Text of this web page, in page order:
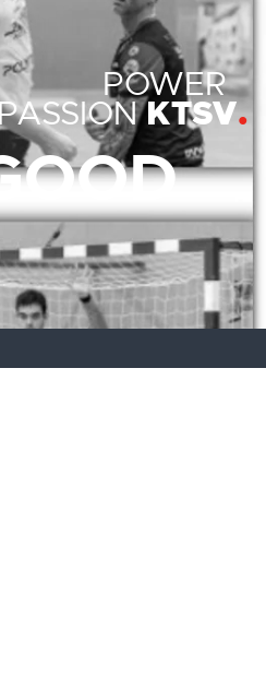
POWER
KTSV